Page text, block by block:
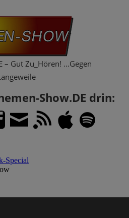
– Gut Zu_Hören! …Gegen
Show.DE drin: